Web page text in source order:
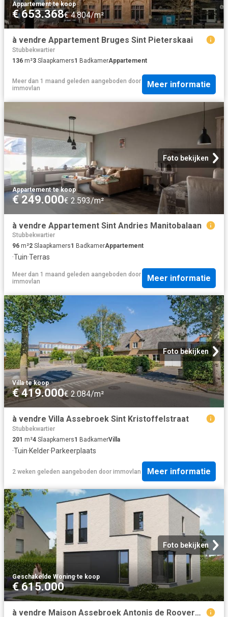
Appartement·te koop
€ 653.368€ 4.804/m²
à vendre Appartement Bruges Sint Pieterskaai
Stubbekwartier
136 m²3 Slaapkamers1 BadkamerAppartement
Meer dan 1 maand geleden aangeboden door
immovlan
Meer informatie
Foto bekijken
Appartement·te koop
€ 249.000€ 2.593/m²
à vendre Appartement Sint Andries Manitobalaan
Stubbekwartier
96 m²2 Slaapkamers1 BadkamerAppartement
·Tuin·Terras
Meer dan 1 maand geleden aangeboden door
immovlan
Meer informatie
Foto bekijken
Villa·te koop
€ 419.000€ 2.084/m²
à vendre Villa Assebroek Sint Kristoffelstraat
Stubbekwartier
201 m²4 Slaapkamers1 BadkamerVilla
·Tuin·Kelder·Parkeerplaats
2 weken geleden aangeboden door immovlan Meer informatie
Foto bekijken
Geschakelde Woning·te koop
€ 615.000
à vendre Maison Assebroek Antonis de Rooverestraat